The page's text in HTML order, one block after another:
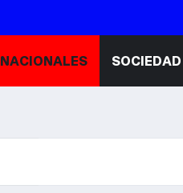
NACIONALES SOCIEDAD